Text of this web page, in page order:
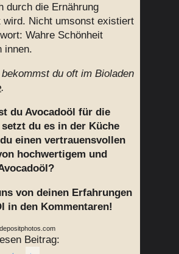
durch die Ernährung
wird. Nicht umsonst existiert
Wahre Schönheit
innen.
du oft im Bioladen
.
du Avocadoöl für die
setzt du es in der Küche
einen vertrauensvollen
hochwertigem und
von deinen Erfahrungen
in den Kommentaren!
Beitrag: